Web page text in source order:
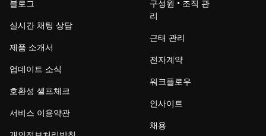
블로그
실시간 채팅 상담
제품 소개서
업데이트 소식
호환성 셀프체크
서비스 이용약관
구성원 • 조직 관
리
근태 관리
전자계약
워크플로우
인사이트
채용